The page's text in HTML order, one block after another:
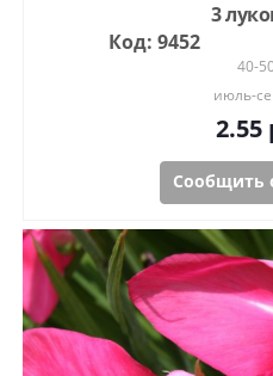
3
Код: 9452
40-
июль-
2.55
Сообщить